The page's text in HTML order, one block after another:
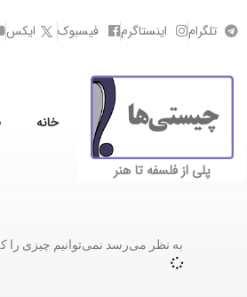
تلگرام اینستاگرم فیسبوک ایکس
پلی از فلسفه تا هنر
خانه
به نظر می‌رسد نمی‌توانیم چیزی را که